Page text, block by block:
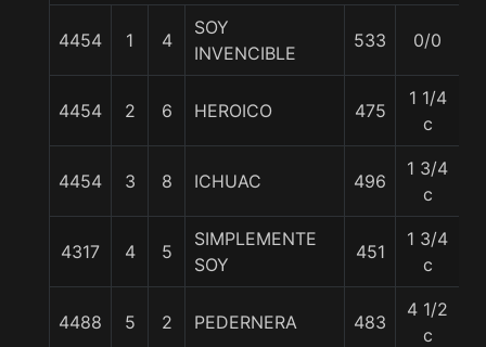
4454 1 4
SOY
INVENCIBLE
533 0/0
4454 2 6 HEROICO 475
1 1/4
c
4454 3 8 ICHUAC 496
1 3/4
c
4317 4 5
SIMPLEMENTE
SOY
451
1 3/4
c
4488 5 2 PEDERNERA 483
4 1/2
c